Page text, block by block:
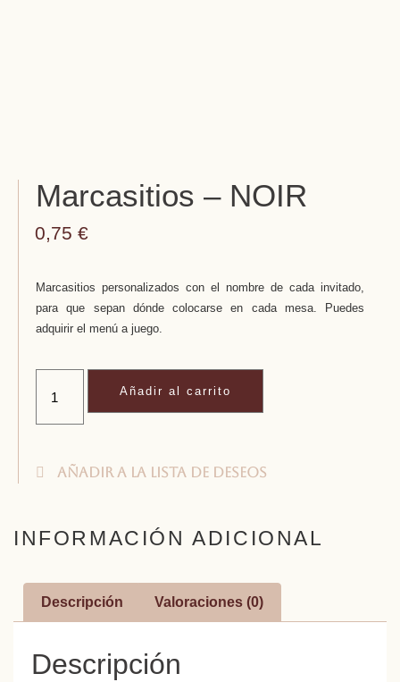
Marcasitios – NOIR
0,75 €
Marcasitios personalizados con el nombre de cada invitado,
para que sepan dónde colocarse en cada mesa. Puedes
adquirir el menú a juego.
Añadir al carrito
Añadir a la lista de deseos
INFORMACIÓN ADICIONAL
Descripción Valoraciones (0)
Descripción